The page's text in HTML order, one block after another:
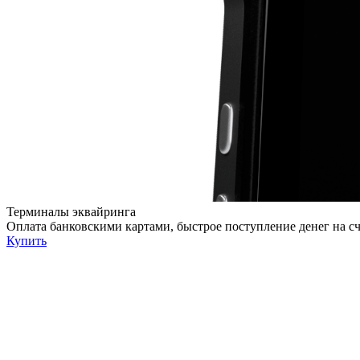
Терминалы эквайринга
Оплата банковскими картами, быстрое поступление денег на
Купить